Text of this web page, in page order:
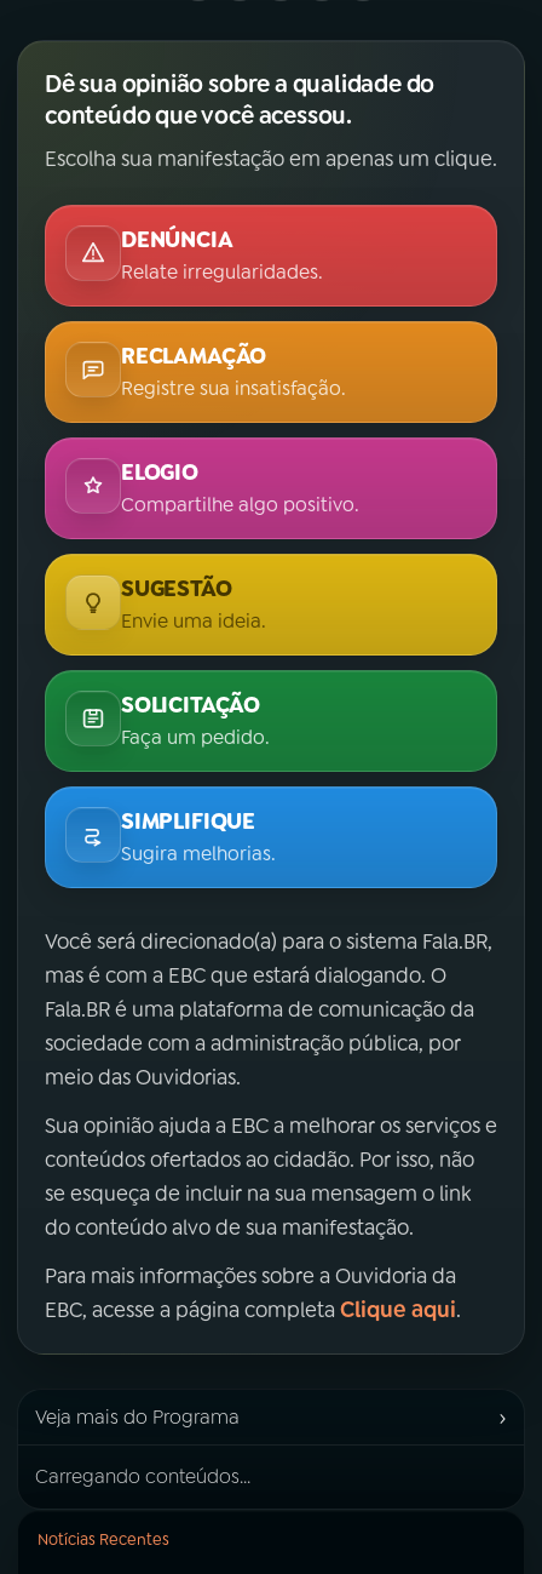
Dê sua opinião sobre a qualidade do
conteúdo que você acessou.
Escolha sua manifestação em apenas um clique.
DENÚNCIA
Relate irregularidades.
RECLAMAÇÃO
Registre sua insatisfação.
ELOGIO
Compartilhe algo positivo.
SUGESTÃO
Envie uma ideia.
SOLICITAÇÃO
Faça um pedido.
SIMPLIFIQUE
Sugira melhorias.
Você será direcionado(a) para o sistema Fala.BR,
mas é com a EBC que estará dialogando. O
Fala.BR é uma plataforma de comunicação da
sociedade com a administração pública, por
meio das Ouvidorias.
Sua opinião ajuda a EBC a melhorar os serviços e
conteúdos ofertados ao cidadão. Por isso, não
se esqueça de incluir na sua mensagem o link
do conteúdo alvo de sua manifestação.
Para mais informações sobre a Ouvidoria da
EBC, acesse a página completa Clique aqui.
Veja mais do Programa ›
Carregando conteúdos...
Notícias Recentes